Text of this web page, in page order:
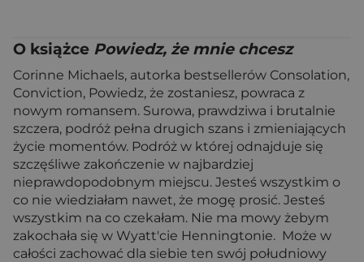
O książce Powiedz, że mnie chcesz
Corinne Michaels, autorka bestsellerów Consolation,
Conviction, Powiedz, że zostaniesz, powraca z
nowym romansem. Surowa, prawdziwa i brutalnie
szczera, podróż pełna drugich szans i zmieniających
życie momentów. Podróż w której odnajduje się
szczęśliwe zakończenie w najbardziej
nieprawdopodobnym miejscu. Jesteś wszystkim o
co nie wiedziałam nawet, że mogę prosić. Jesteś
wszystkim na co czekałam. Nie ma mowy żebym
zakochała się w Wyatt'cie Henningtonie. Może w
całości zachować dla siebie ten swój południowy